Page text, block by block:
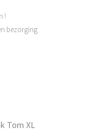
!
bezorging.
Tom XL